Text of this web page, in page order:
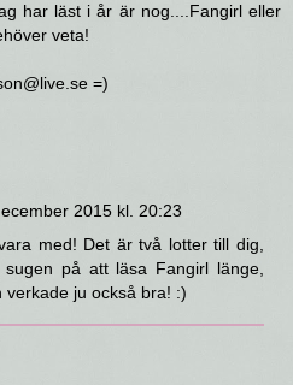
har läst i år är nog....Fangirl eller
veta!
=)
2015 kl. 20:23
med! Det är två lotter till dig,
på att läsa Fangirl länge,
ju också bra! :)